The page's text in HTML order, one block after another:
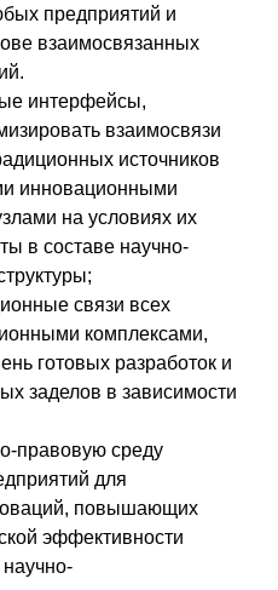
предприятий и
взаимосвязанных
интерфейсы,
взаимосвязи
источников
инновационными
на условиях их
в составе научно-
связи всех
комплексами,
готовых разработок и
заделов в зависимости
правовую среду
для
повышающих
эффективности